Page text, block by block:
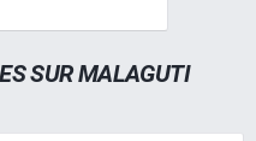
SUR MALAGUTI